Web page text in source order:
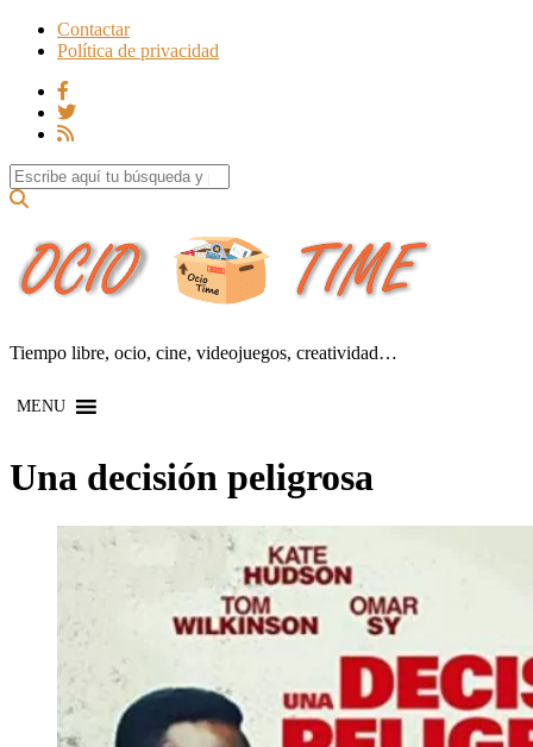
Contactar
Política de privacidad
Search for:
Tiempo libre, ocio, cine, videojuegos, creatividad…
MENU
Una decisión peligrosa